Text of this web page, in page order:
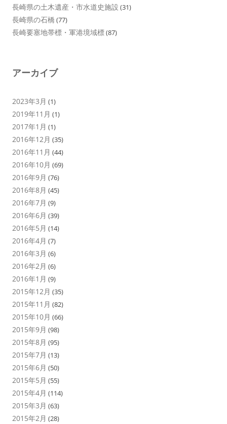
長崎県の土木遺産・市水道史施設 (31)
長崎県の石橋 (77)
長崎要塞地帯標・軍港境域標(87)
アーカイブ
2023年3月 (1)
2019年11月 (1)
2017年1月 (1)
2016年12月 (35)
2016年11月 (44)
2016年10月 (69)
2016年9月 (76)
2016年8月 (45)
2016年7月 (9)
2016年6月 (39)
2016年5月 (14)
2016年4月 (7)
2016年3月 (6)
2016年2月 (6)
2016年1月 (9)
2015年12月 (35)
2015年11月 (82)
2015年10月 (66)
2015年9月 (98)
2015年8月 (95)
2015年7月 (13)
2015年6月 (50)
2015年5月 (55)
2015年4月 (114)
2015年3月 (63)
2015年2月 (28)